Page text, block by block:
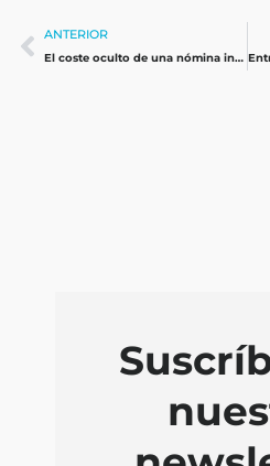
AntANTERIOR
El coste oculto de una nómina ineficiente en España